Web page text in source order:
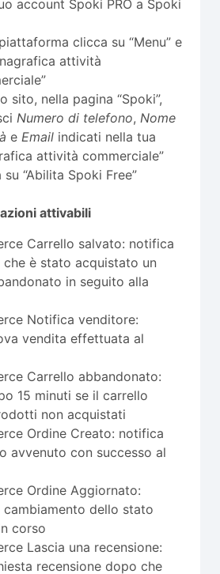
account Spoki PRO a Spoki
clicca su “Menu” e
attività
sito, nella pagina “Spoki”,
Numero di telefono, Nome
e Email indicati nella tua
attività commerciale”
su “Abilita Spoki Free”
attivabili
Carrello salvato: notifica
è stato acquistato un
in seguito alla
Notifica venditore:
vendita effettuata al
Carrello abbandonato:
15 minuti se il carrello
non acquistati
Ordine Creato: notifica
avvenuto con successo al
Ordine Aggiornato:
dello stato
corso
Lascia una recensione:
recensione dopo che